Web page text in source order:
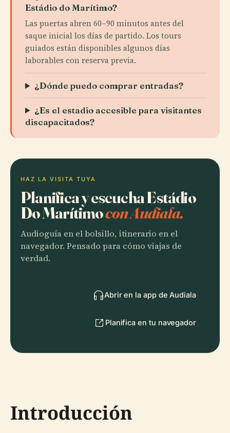
Estádio do Marítimo?
Las puertas abren 60–90 minutos antes del
saque inicial los días de partido. Los tours
guiados están disponibles algunos días
laborables con reserva previa.
¿Dónde puedo comprar entradas?
¿Es el estadio accesible para visitantes
discapacitados?
HAZ LA VISITA TUYA
Planifica y escucha Estádio
Do Marítimocon Audiala.
Audioguía en el bolsillo, itinerario en el
navegador. Pensado para cómo viajas de
verdad.
Abrir en la app de Audiala
Planifica en tu navegador
Introducción